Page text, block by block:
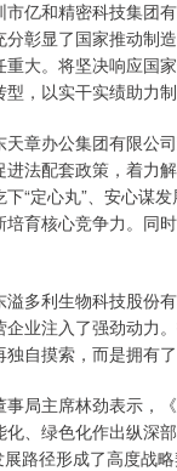
亿和精密科技集团
彰显了国家推动制
大。将坚决响应国
，以实干实绩助力
章办公集团有限公
法配套政策，着力
“定心丸”、安心谋
育核心竞争力。同
多利生物科技股份
业注入了强劲动力
自摸索，而是拥有
局主席林劲表示，
、绿色化作出纵深
路径形成了高度战